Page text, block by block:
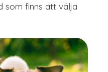
som finns att välja